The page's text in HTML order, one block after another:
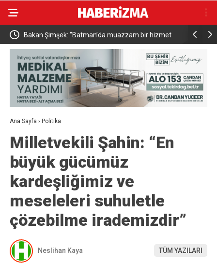
Bakan Şimşek: “Batman’da muazzam bir hizmet
fırtınası var”
Resul Dindar ve
vatandaşa
Ana Sayfa › Politika
Milletvekili Şahin: “En
büyük gücümüz
kardeşliğimiz ve
meseleleri suhuletle
çözebilme irademizdir”
Neslihan Kaya TÜM YAZILARI